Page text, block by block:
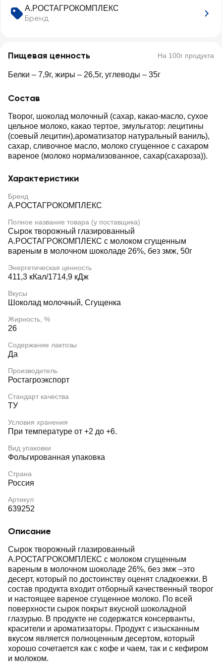
А.РОСТАГРОКОМПЛЕКС
Бренд
Пищевая ценность На 100г продукта
Белки – 7,9г, жиры – 26,5г, углеводы – 35г
Состав
Творог, шоколад молочный (сахар, какао-масло, сухое
цельное молоко, какао тертое, эмульгатор: лецитины
(соевый лецитин),ароматизатор натуральный ваниль),
сахар, сливочное масло, молоко сгущенное с сахаром
вареное (молоко нормализованное, сахар(сахароза)).
Характеристики
Бренд
А.РОСТАГРОКОМПЛЕКС
Полное название товара (у поставщика)
Сырок творожный глазированный
А.РОСТАГРОКОМПЛЕКС с молоком сгущенным
вареным в молочном шоколаде 26%, без змж, 50г
Энергетическая ценность
411,3 кКал/1714,9 кДж
Вкусы
Шоколад молочный, Сгущенка
Жирность, %
26
Содержание лактозы
Да
Производитель
Ростагроэкспорт
Стандарт качества
ТУ
Условия хранения
При температуре от +2 до +6.
Вид упаковки
Фольгированная упаковка
Страна
Россия
Артикул
639252
Описание
Сырок творожный глазированный
А.РОСТАГРОКОМПЛЕКС с молоком сгущенным
вареным в молочном шоколаде 26%, без змж –это
десерт, который по достоинству оценят сладкоежки. В
состав продукта входит отборный качественный творог
и настоящее вареное сгущенное молоко. По всей
поверхности сырок покрыт вкусной шоколадной
глазурью. В продукте не содержатся консерванты,
красители и ароматизаторы. Продукт с изысканным
вкусом является полноценным десертом, который
хорошо сочетается как с кофе и чаем, так и с кефиром
и молоком.